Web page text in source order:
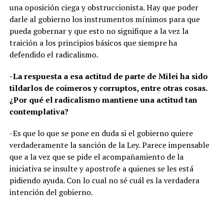
una oposición ciega y obstruccionista. Hay que poder
darle al gobierno los instrumentos mínimos para que
pueda gobernar y que esto no signifique a la vez la
traición a los principios básicos que siempre ha
defendido el radicalismo.
-La respuesta a esa actitud de parte de Milei ha sido
tildarlos de coimeros y corruptos, entre otras cosas.
¿Por qué el radicalismo mantiene una actitud tan
contemplativa?
-Es que lo que se pone en duda si el gobierno quiere
verdaderamente la sanción de la Ley. Parece impensable
que a la vez que se pide el acompañamiento de la
iniciativa se insulte y apostrofe a quienes se les está
pidiendo ayuda. Con lo cual no sé cuál es la verdadera
intención del gobierno.